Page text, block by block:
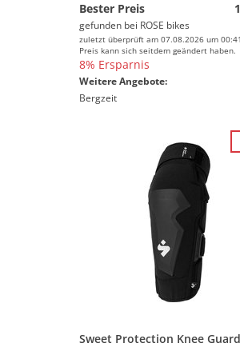
Bester Preis
gefunden bei ROSE bikes
zuletzt überprüft am 07.08.2026 um
Preis kann sich seitdem geändert haben.
8% Ersparnis
Weitere Angebote:
Bergzeit